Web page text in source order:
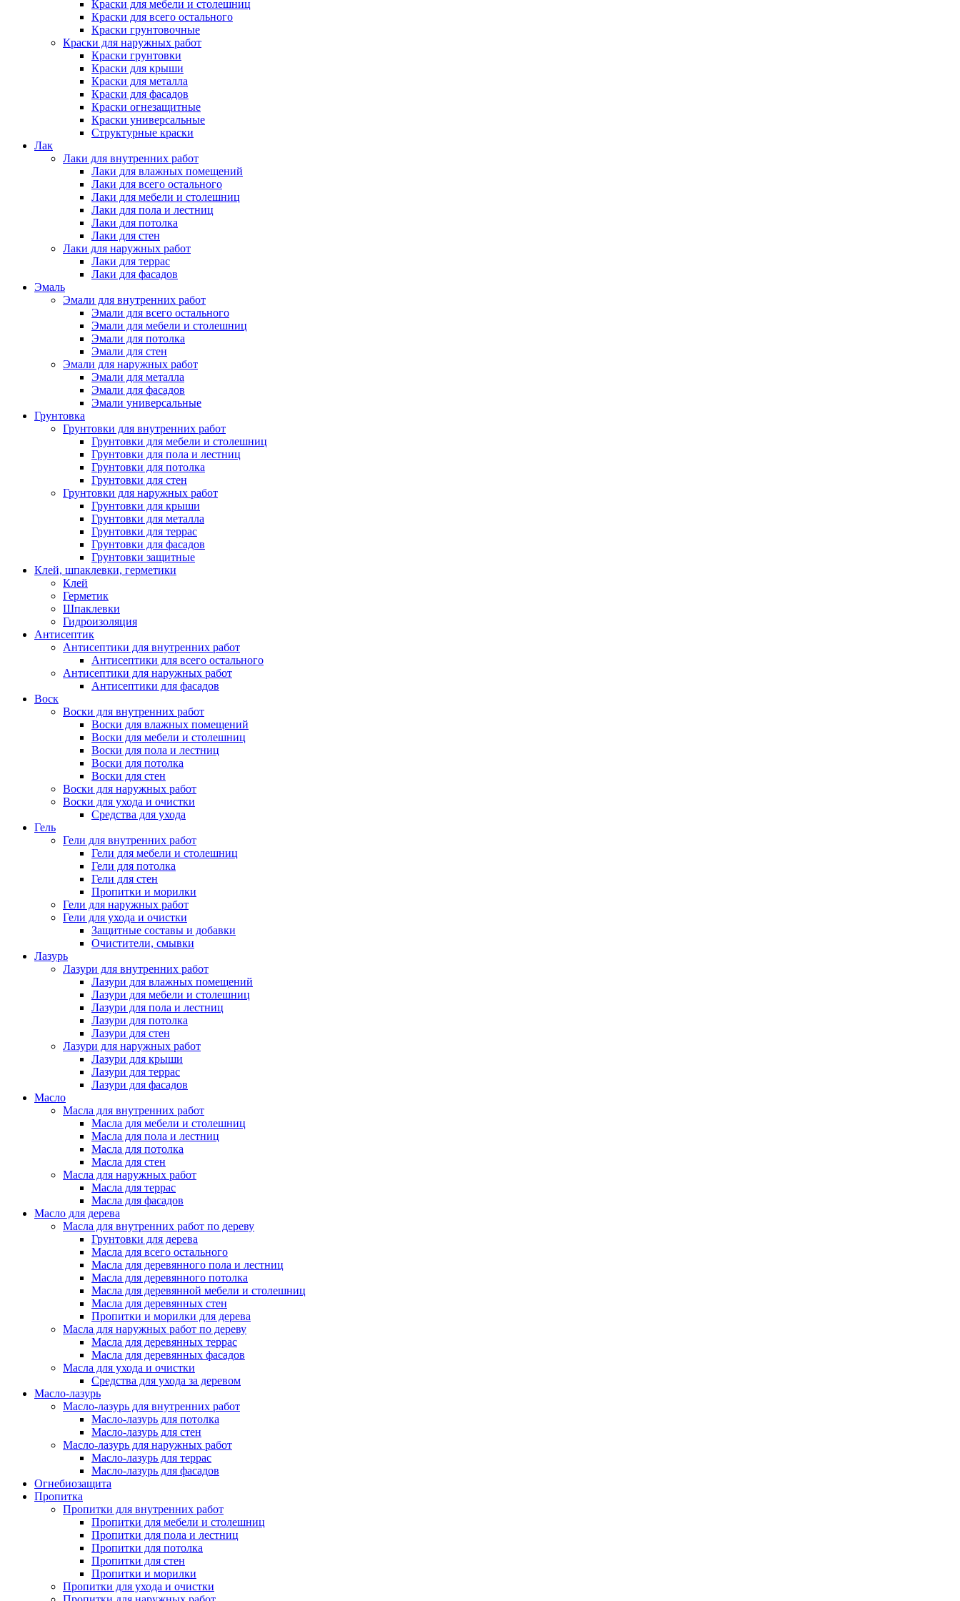
Краски для мебели и столешниц
Краски для всего остального
Краски грунтовочные
Краски для наружных работ
Краски грунтовки
Краски для крыши
Краски для металла
Краски для фасадов
Краски огнезащитные
Краски универсальные
Структурные краски
Лак
Лаки для внутренних работ
Лаки для влажных помещений
Лаки для всего остального
Лаки для мебели и столешниц
Лаки для пола и лестниц
Лаки для потолка
Лаки для стен
Лаки для наружных работ
Лаки для террас
Лаки для фасадов
Эмаль
Эмали для внутренних работ
Эмали для всего остального
Эмали для мебели и столешниц
Эмали для потолка
Эмали для стен
Эмали для наружных работ
Эмали для металла
Эмали для фасадов
Эмали универсальные
Грунтовка
Грунтовки для внутренних работ
Грунтовки для мебели и столешниц
Грунтовки для пола и лестниц
Грунтовки для потолка
Грунтовки для стен
Грунтовки для наружных работ
Грунтовки для крыши
Грунтовки для металла
Грунтовки для террас
Грунтовки для фасадов
Грунтовки защитные
Клей, шпаклевки, герметики
Клей
Герметик
Шпаклевки
Гидроизоляция
Антисептик
Антисептики для внутренних работ
Антисептики для всего остального
Антисептики для наружных работ
Антисептики для фасадов
Воск
Воски для внутренних работ
Воски для влажных помещений
Воски для мебели и столешниц
Воски для пола и лестниц
Воски для потолка
Воски для стен
Воски для наружных работ
Воски для ухода и очистки
Средства для ухода
Гель
Гели для внутренних работ
Гели для мебели и столешниц
Гели для потолка
Гели для стен
Пропитки и морилки
Гели для наружных работ
Гели для ухода и очистки
Защитные составы и добавки
Очистители, смывки
Лазурь
Лазури для внутренних работ
Лазури для влажных помещений
Лазури для мебели и столешниц
Лазури для пола и лестниц
Лазури для потолка
Лазури для стен
Лазури для наружных работ
Лазури для крыши
Лазури для террас
Лазури для фасадов
Масло
Масла для внутренних работ
Масла для мебели и столешниц
Масла для пола и лестниц
Масла для потолка
Масла для стен
Масла для наружных работ
Масла для террас
Масла для фасадов
Масло для дерева
Масла для внутренних работ по дереву
Грунтовки для дерева
Масла для всего остального
Масла для деревянного пола и лестниц
Масла для деревянного потолка
Масла для деревянной мебели и столешниц
Масла для деревянных стен
Пропитки и морилки для дерева
Масла для наружных работ по дереву
Масла для деревянных террас
Масла для деревянных фасадов
Масла для ухода и очистки
Средства для ухода за деревом
Масло-лазурь
Масло-лазурь для внутренних работ
Масло-лазурь для потолка
Масло-лазурь для стен
Масло-лазурь для наружных работ
Масло-лазурь для террас
Масло-лазурь для фасадов
Огнебиозащита
Пропитка
Пропитки для внутренних работ
Пропитки для мебели и столешниц
Пропитки для пола и лестниц
Пропитки для потолка
Пропитки для стен
Пропитки и морилки
Пропитки для ухода и очистки